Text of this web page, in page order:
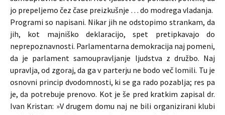
jo prepeljemo čez čase preizkušnje … do modrega vladanja.
Programi so napisani. Nikar jih ne odstopimo strankam, da
jih, kot majniško deklaracijo, spet pretipkavajo do
neprepoznavnosti. Parlamentarna demokracija naj pomeni,
da je parlament samoupravljanje ljudstva z družbo. Naj
upravlja, od zgoraj, da ga v parterju ne bodo več lomili. Tu je
osnovni princip dvodomnosti, ki se ga rado pozablja; res pa
je, da potrebuje prenovo. Kot je še pred kratkim zapisal dr.
Ivan Kristan: »V drugem domu naj ne bili organizirani klubi